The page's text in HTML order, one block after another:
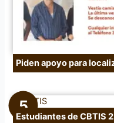
Piden apoyo para
Estudiantes de CBTIS